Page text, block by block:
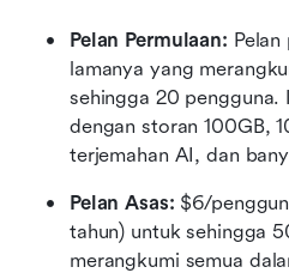
Pelan Permulaan:
lamanya yang
sehingga 20 pengguna.
dengan storan 100GB,
terjemahan AI, dan
Pelan Asas: $6/
tahun) untuk sehingga
merangkumi semua